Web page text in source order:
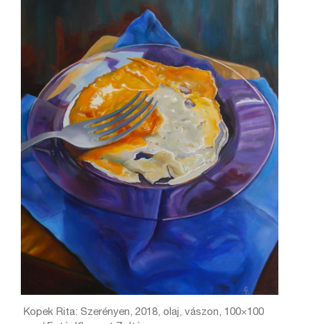
Kopek Rita: Szerényen, 2018, olaj, vászon, 100×100